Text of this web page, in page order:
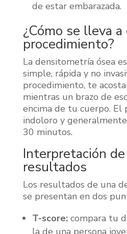
de estar embarazada.
¿Cómo se lleva
procedimiento?
La densitometría ósea
simple, rápida y no
procedimiento, te
mientras un brazo de
encima de tu cuerpo. El
indoloro y
30 minutos.
Interpretación
resultados
Los resultados de una
se presentan en dos
T-score: compara tu
la de una persona